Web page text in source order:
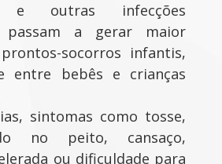
e outras infecções
passam a gerar maior
socorros infantis,
entre bebês e crianças
sintomas como tosse,
no peito, cansaço,
ou dificuldade para